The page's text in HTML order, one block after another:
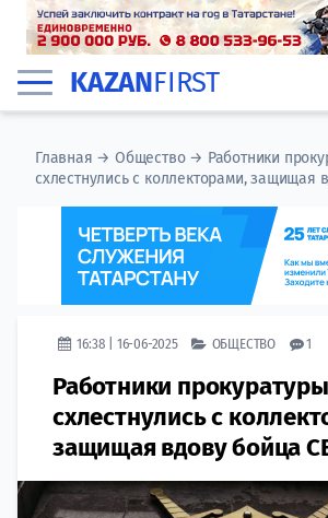
KAZANFIRST
Главная →Общество→ Работники
схлестнулись с коллекторами, защищая
16:38 | 16-06-2025 ОБЩЕСТВО 1
Работники
схлестнулись с
защищая вдову бойца